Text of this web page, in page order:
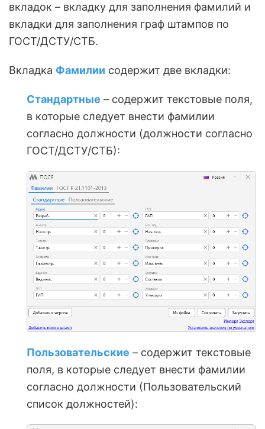
вкладок – вкладку для заполнения фамилий и
вкладки для заполнения граф штампов по
ГОСТ/ДСТУ/СТБ.
Вкладка Фамилии содержит две вкладки:
Стандартные – содержит текстовые поля,
в которые следует внести фамилии
согласно должности (должности согласно
ГОСТ/ДСТУ/СТБ):
Пользовательские – содержит текстовые
поля, в которые следует внести фамилии
согласно должности (Пользовательский
список должностей):